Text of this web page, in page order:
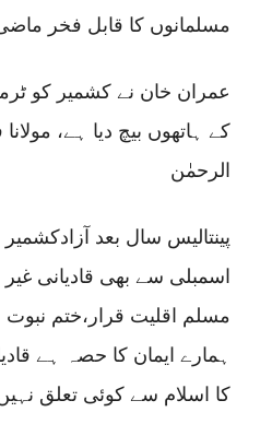
مسلمانوں کا قابل فخر
عمران خان نے کشمیر کو
کے ہاتھوں بیچ دیا ہے،
الرحمٰن
پینتالیس سال بعد آزادکشمیر
اسمبلی سے بھی قادیانی غیر
مسلم اقلیت قرار،ختم نبوت
ہمارے ایمان کا حصہ ہے
کا اسلام سے کوئی تعلق